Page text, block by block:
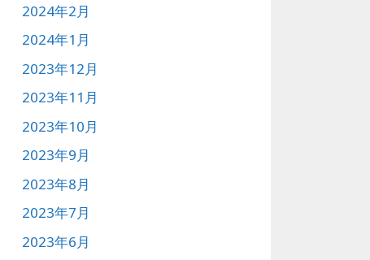
2024年2月
2024年1月
2023年12月
2023年11月
2023年10月
2023年9月
2023年8月
2023年7月
2023年6月